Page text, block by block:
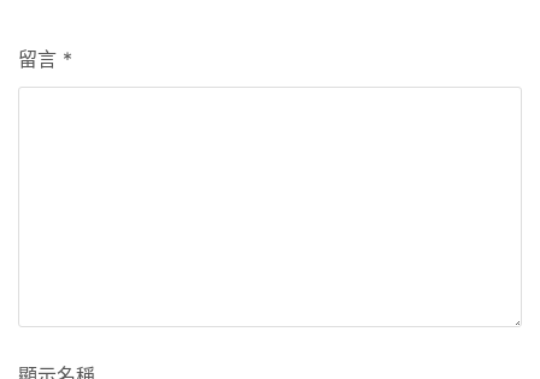
留言 *